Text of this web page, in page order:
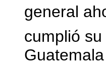
general
cumplió